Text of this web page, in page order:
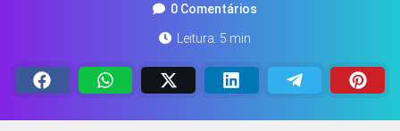
0 Comentários
Leitura: 5 min